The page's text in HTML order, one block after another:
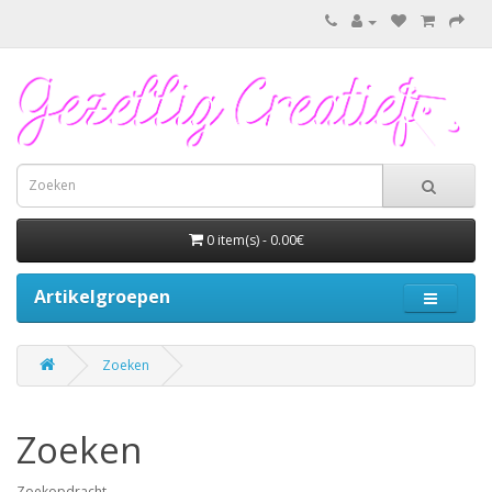
0 item(s) - 0.00€
Artikelgroepen
Zoeken
Zoeken